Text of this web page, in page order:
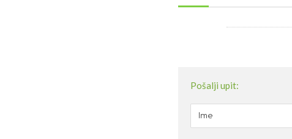
Pošalji upit: